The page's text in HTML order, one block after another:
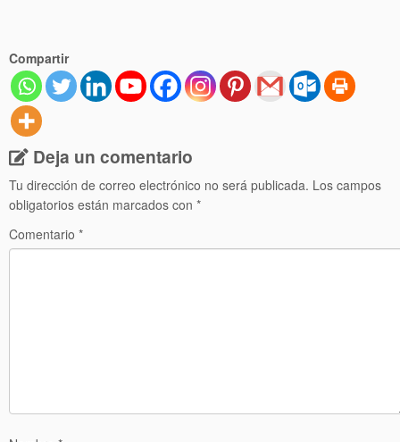
Compartir
Deja un comentario
Tu dirección de correo electrónico no será publicada. Los campos
obligatorios están marcados con *
Comentario *